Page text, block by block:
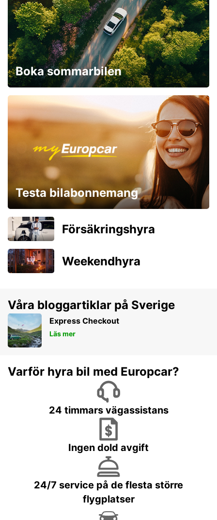
Boka sommarbilen
Testa bilabonnemang
Försäkringshyra
Weekendhyra
Våra bloggartiklar på Sverige
Express Checkout
Läs mer
Varför hyra bil med Europcar?
24 timmars vägassistans
Ingen dold avgift
24/7 service på de flesta större
flygplatser